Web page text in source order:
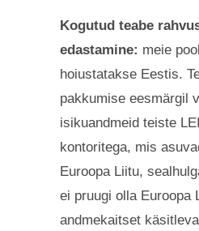
Kogutud teabe
edastamine: meie
hoiustatakse Eestis.
pakkumise eesmärgil
isikuandmeid teiste
kontoritega, mis
Euroopa Liitu,
ei pruugi olla Euroopa
andmekaitset